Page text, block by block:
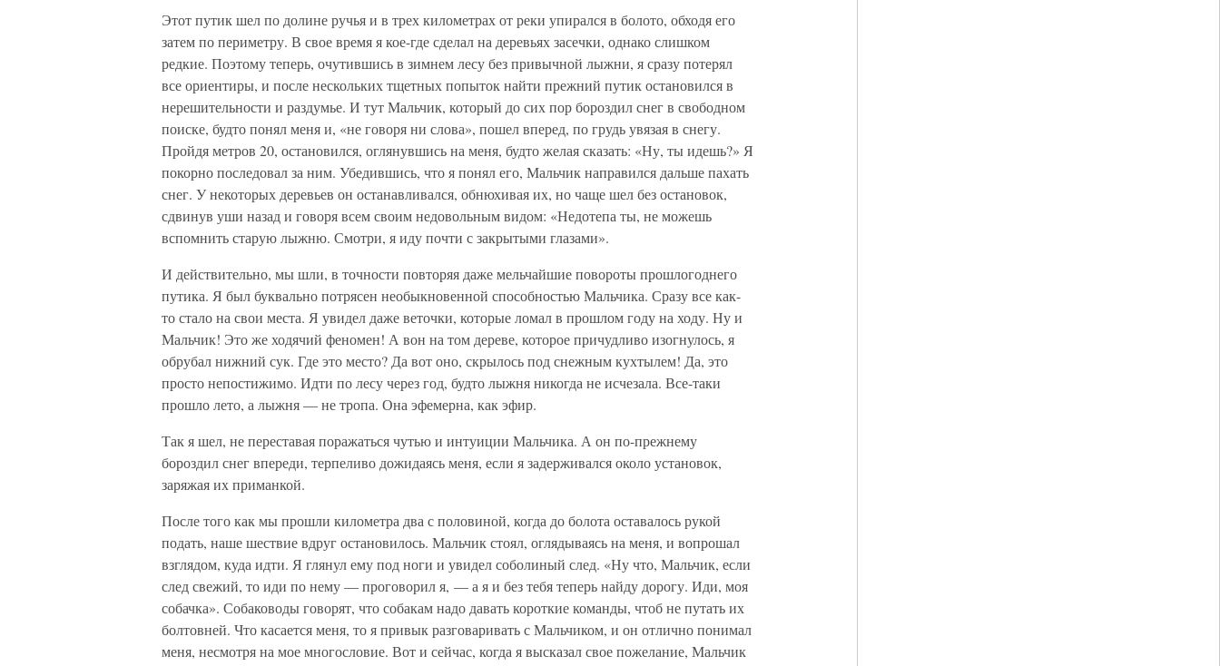
Этот путик шел по долине ручья и в трех километрах от реки упирался в болото, обходя его
затем по периметру. В свое время я кое-где сделал на деревьях засечки, однако слишком
редкие. Поэтому теперь, очутившись в зимнем лесу без привычной лыжни, я сразу потерял
все ориентиры, и после нескольких тщетных попыток найти прежний путик остановился в
нерешительности и раздумье. И тут Мальчик, который до сих пор бороздил снег в свободном
поиске, будто понял меня и, «не говоря ни слова», пошел вперед, по грудь увязая в снегу.
Пройдя метров 20, остановился, оглянувшись на меня, будто желая сказать: «Ну, ты идешь?» Я
покорно последовал за ним. Убедившись, что я понял его, Мальчик направился дальше пахать
снег. У некоторых деревьев он останавливался, обнюхивая их, но чаще шел без остановок,
сдвинув уши назад и говоря всем своим недовольным видом: «Недотепа ты, не можешь
вспомнить старую лыжню. Смотри, я иду почти с закрытыми глазами».
И действительно, мы шли, в точности повторяя даже мельчайшие повороты прошлогоднего
путика. Я был буквально потрясен необыкновенной способностью Мальчика. Сразу все как-
то стало на свои места. Я увидел даже веточки, которые ломал в прошлом году на ходу. Ну и
Мальчик! Это же ходячий феномен! А вон на том дереве, которое причудливо изогнулось, я
обрубал нижний сук. Где это место? Да вот оно, скрылось под снежным кухтылем! Да, это
просто непостижимо. Идти по лесу через год, будто лыжня никогда не исчезала. Все-таки
прошло лето, а лыжня — не тропа. Она эфемерна, как эфир.
Так я шел, не переставая поражаться чутью и интуиции Мальчика. А он по-прежнему
бороздил снег впереди, терпеливо дожидаясь меня, если я задерживался около установок,
заряжая их приманкой.
После того как мы прошли километра два с половиной, когда до болота оставалось рукой
подать, наше шествие вдруг остановилось. Мальчик стоял, оглядываясь на меня, и вопрошал
взглядом, куда идти. Я глянул ему под ноги и увидел соболиный след. «Ну что, Мальчик, если
след свежий, то иди по нему — проговорил я, — а я и без тебя теперь найду дорогу. Иди, моя
собачка». Собаководы говорят, что собакам надо давать короткие команды, чтоб не путать их
болтовней. Что касается меня, то я привык разговаривать с Мальчиком, и он отлично понимал
меня, несмотря на мое многословие. Вот и сейчас, когда я высказал свое пожелание, Мальчик